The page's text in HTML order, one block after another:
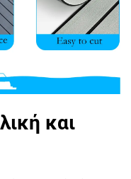
και